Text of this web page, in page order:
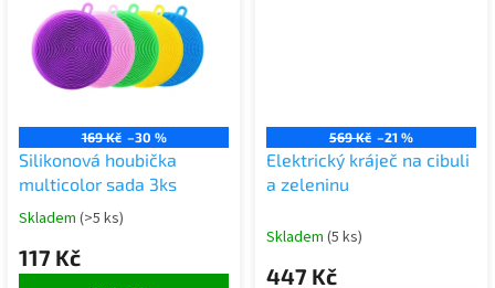
169 Kč –30 %
Silikonová houbička
multicolor sada 3ks
Skladem (>5 ks)
117 Kč
569 Kč –21 %
Elektrický kráječ na cibuli
a zeleninu
Skladem (5 ks)
447 Kč